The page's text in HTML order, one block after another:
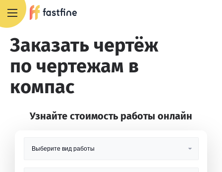
Заказать чертёж
по чертежам в
компас
Узнайте стоимость работы онлайн